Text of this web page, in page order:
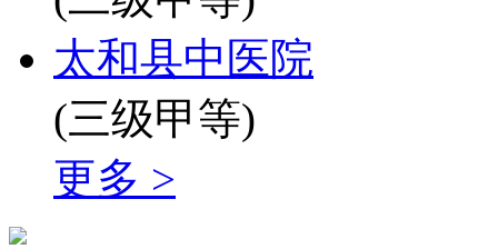
太和县中医院
(三级甲等)
更多 >